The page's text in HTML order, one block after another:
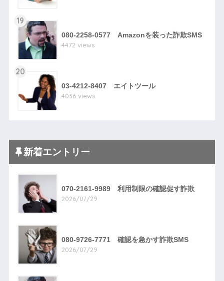
19
080-2258-0577 Amazonを装った詐欺SMS
4472 views
20
03-4212-8407 エイトツール
4036 views
新着エントリー
070-2161-9989 利用制限の確認促す詐欺
2026/07/29
080-9726-7771 確認を急かす詐欺SMS
2026/07/29